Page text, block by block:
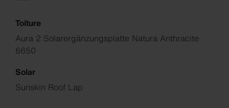
Toiture
Aura 2 Solarergänzungsplatte Natura Anthracite
6650
Solar
Sunskin Roof Lap